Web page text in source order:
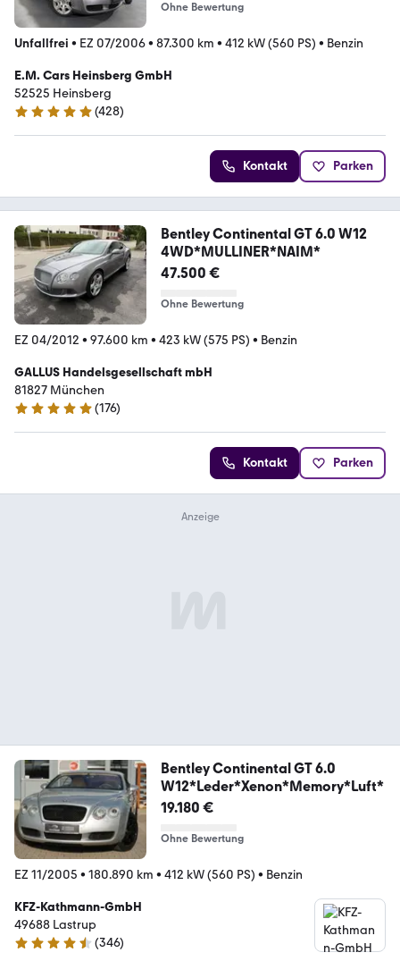
Ohne Bewertung
Unfallfrei • EZ 07/2006• 87.300 km • 412 kW (560 PS) • Benzin
E.M. Cars Heinsberg GmbH
52525 Heinsberg
5 Sterne
(428)
Kontakt Parken
Bentley Continental GT 6.0 W12
4WD*MULLINER*NAIM*
47.500 €
Ohne Bewertung
EZ 04/2012 • 97.600 km • 423 kW (575 PS) • Benzin
GALLUS Handelsgesellschaft mbH
81827 München
4.9 Sterne
(176)
Kontakt Parken
Bentley Continental GT 6.0
W12*Leder*Xenon*Memory*Luft*
19.180 €
Ohne Bewertung
EZ 11/2005 • 180.890 km • 412 kW (560 PS) • Benzin
KFZ-Kathmann-GmbH
49688 Lastrup
4.6 Sterne
(346)